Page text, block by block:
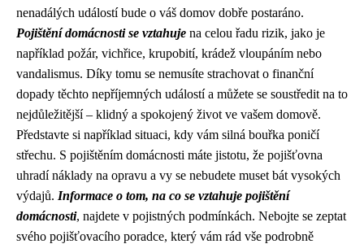
nenadálých událostí bude o váš domov dobře postaráno.
Pojištění domácnosti se vztahuje na celou řadu rizik, jako je
například požár, vichřice, krupobití, krádež vloupáním nebo
vandalismus. Díky tomu se nemusíte strachovat o finanční
dopady těchto nepříjemných událostí a můžete se soustředit na to
nejdůležitější – klidný a spokojený život ve vašem domově.
Představte si například situaci, kdy vám silná bouřka poničí
střechu. S pojištěním domácnosti máte jistotu, že pojišťovna
uhradí náklady na opravu a vy se nebudete muset bát vysokých
výdajů. Informace o tom, na co se vztahuje pojištění
domácnosti, najdete v pojistných podmínkách. Nebojte se zeptat
svého pojišťovacího poradce, který vám rád vše podrobně